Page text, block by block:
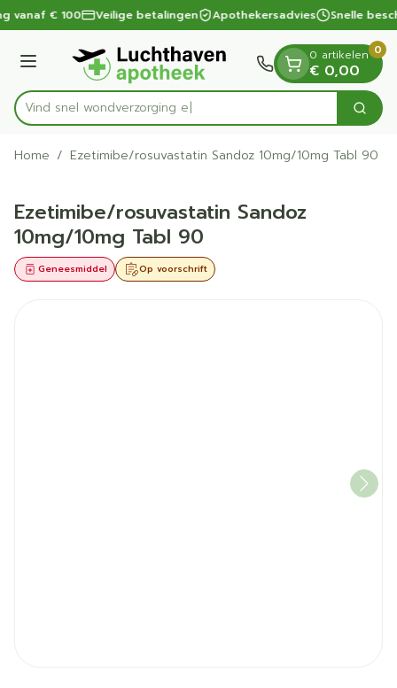
Ga naar de inhoud
1 van 1
vanaf € 100 Veilige betalingen Apothekersadvies Snelle
Menu
Product, merk, categorie...
Vind snel wondve Zoek
0 artikelen
€ 0,00
0
Home / Ezetimibe/rosuvastatin Sandoz 10mg/10mg Tabl 90
Ezetimibe/rosuvastatin Sandoz
10mg/10mg Tabl 90
Op voorschrift
Geneesmiddel